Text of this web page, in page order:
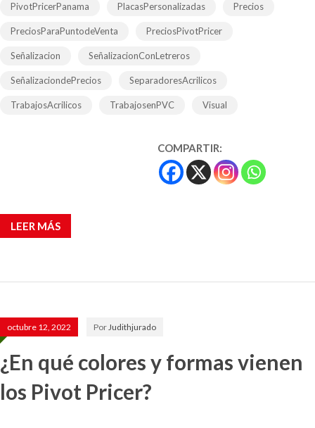
PivotPricerPanama PlacasPersonalizadas Precios
PreciosParaPuntodeVenta PreciosPivotPricer
Señalizacion SeñalizacionConLetreros
SeñalizaciondePrecios SeparadoresAcrilicos
TrabajosAcrilicos TrabajosenPVC Visual
COMPARTIR:
LEER MÁS
octubre 12, 2022 PorJudithjurado
¿En qué colores y formas vienen
los Pivot Pricer?